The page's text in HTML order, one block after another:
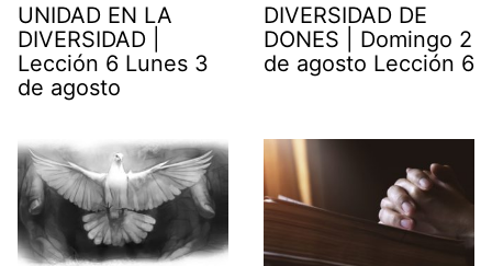
UNIDAD EN LA
DIVERSIDAD |
Lección 6 Lunes 3
de agosto
DIVERSIDAD DE
DONES | Domingo 2
de agosto Lección 6